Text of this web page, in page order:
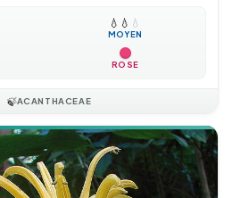
💧 💧 💧
MOYEN
ROSE
🍃ACANTHACEAE